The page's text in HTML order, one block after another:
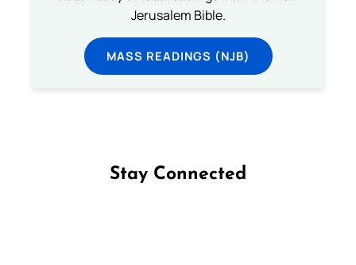
Jerusalem Bible.
MASS READINGS (NJB)
Stay Connected